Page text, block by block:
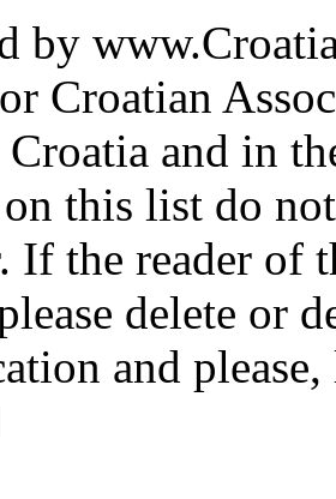
by
Croatian
and in
on this list do
If the reader of
delete or
and